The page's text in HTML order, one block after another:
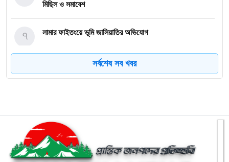
মিছিল ও সমাবেশ
লামার ফাইতংয়ে ভূমি জালিয়াতির অভিযোগ
৭
৮
দিবস’ পালিত
৯
লামায় সংস্কারের চার মাসের মাথায় আবারও সেতু ধস
১০
সর্বশেষ সব খবর